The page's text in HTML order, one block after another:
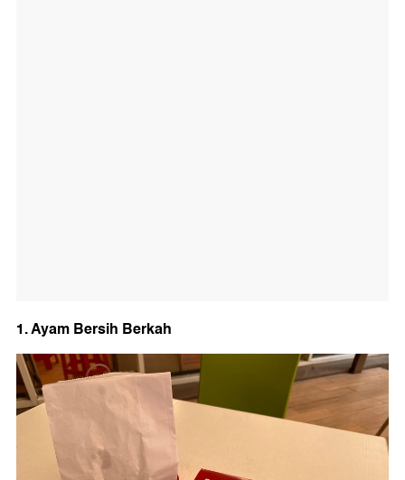
1. Ayam Bersih Berkah